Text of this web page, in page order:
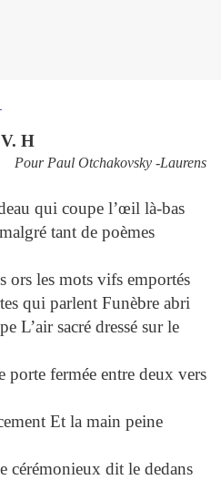
V. H
Pour Paul Otchakovsky -Laurens
qui coupe l’œil là-bas
tant de poèmes
ors les mots vifs emportés
qui parlent Funèbre abri
L’air sacré dressé sur le
porte fermée entre deux vers
Et la main peine
cérémonieux dit le dedans